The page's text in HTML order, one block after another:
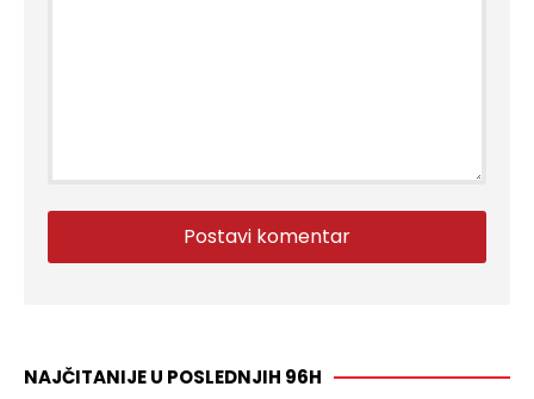
NAJČITANIJE U POSLEDNJIH 96H